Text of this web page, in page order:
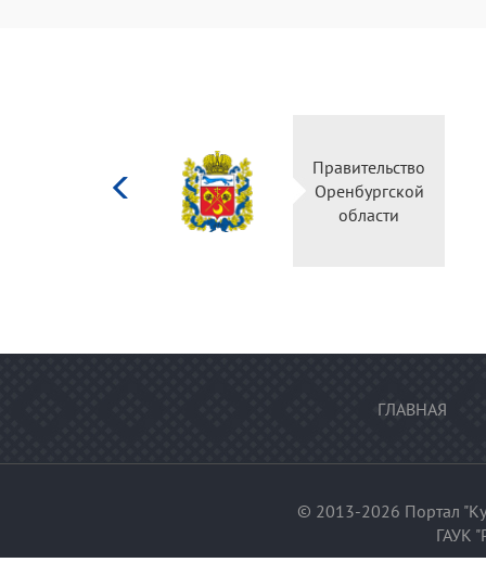
Правительство
Оренбургской
области
ГЛАВНАЯ
© 2013-2026 Портал
ГАУК